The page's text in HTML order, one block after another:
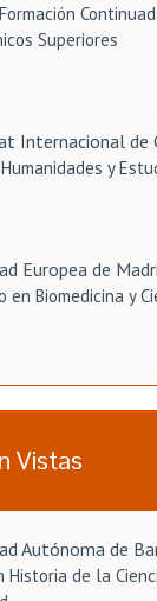
Superiores
Internacional de
y
Europea de
en Biomedicina y
Vistas
Autónoma de
Historia de la